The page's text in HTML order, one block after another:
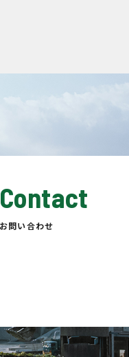
Contact
お問い合わせ